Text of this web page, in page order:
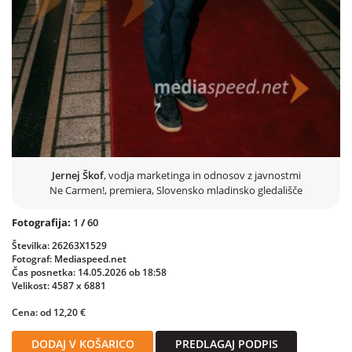
Jernej Škof, vodja marketinga in odnosov z javnostmi
Ne Carmen!, premiera, Slovensko mladinsko gledališče
Fotografija: 1 /60
Številka: 26263X1529
Fotograf: Mediaspeed.net
Čas posnetka: 14.05.2026 ob 18:58
Velikost: 4587 x 6881
Cena: od 12,20 €
DODAJ V KOŠARICO PREDLAGAJ PODPIS